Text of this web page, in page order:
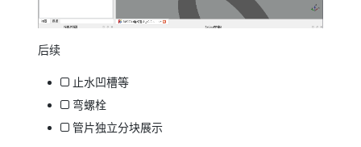
后续
止水凹槽等
弯螺栓
管片独立分块展示